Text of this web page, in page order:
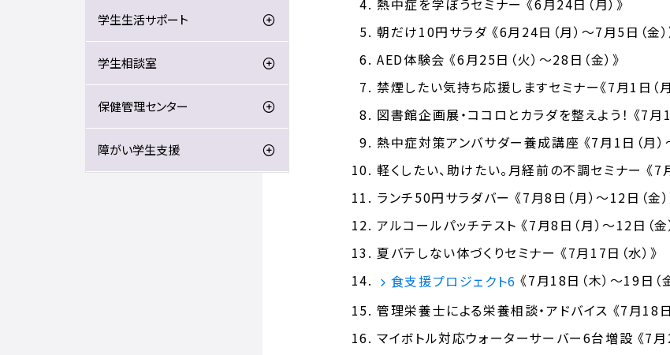
熱中症を学ぼうセミナー 《6月24日（月）》
朝だけ10円サラダ 《6月24日（月）～7月5日（金）
AED体験会 《6月25日（火）～28日（金）》
禁煙したい気持ち応援しますセミナー《7月1日（月
図書館企画展・ココロとカラダを整えよう！ 《7月
熱中症対策アンバサダー養成講座 《7月1日（月）
軽くしたい、助けたい。月経前の不調セミナー 《7
ランチ50円サラダバー 《7月8日（月）～12日（金）
アルコールパッチテスト 《7月8日（月）～12日（金
夏バテしない体づくりセミナー 《7月17日（水）》
食支援プロジェクト6 《7月18日（木）～19日（
管理栄養士による栄養相談・アドバイス 《7月18日
マイボトル対応ウォーターサーバー6台増設 《7
学生生活サポート
学生相談室
保健管理センター
障がい学生支援